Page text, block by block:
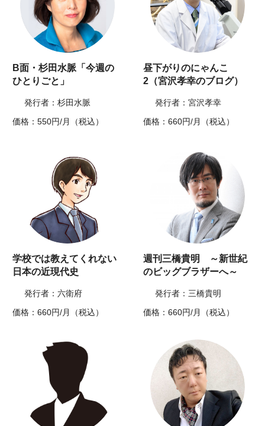
B面・杉田水脈「今週の
ひとりごと」
発行者：杉田水脈
価格：550円/月（税込）
昼下がりのにゃんこ
2（宮沢孝幸のブログ）
発行者：宮沢孝幸
価格：660円/月（税込）
学校では教えてくれない
日本の近現代史
発行者：六衛府
価格：660円/月（税込）
週刊三橋貴明 ～新世紀
のビッグブラザーへ～
発行者：三橋貴明
価格：660円/月（税込）